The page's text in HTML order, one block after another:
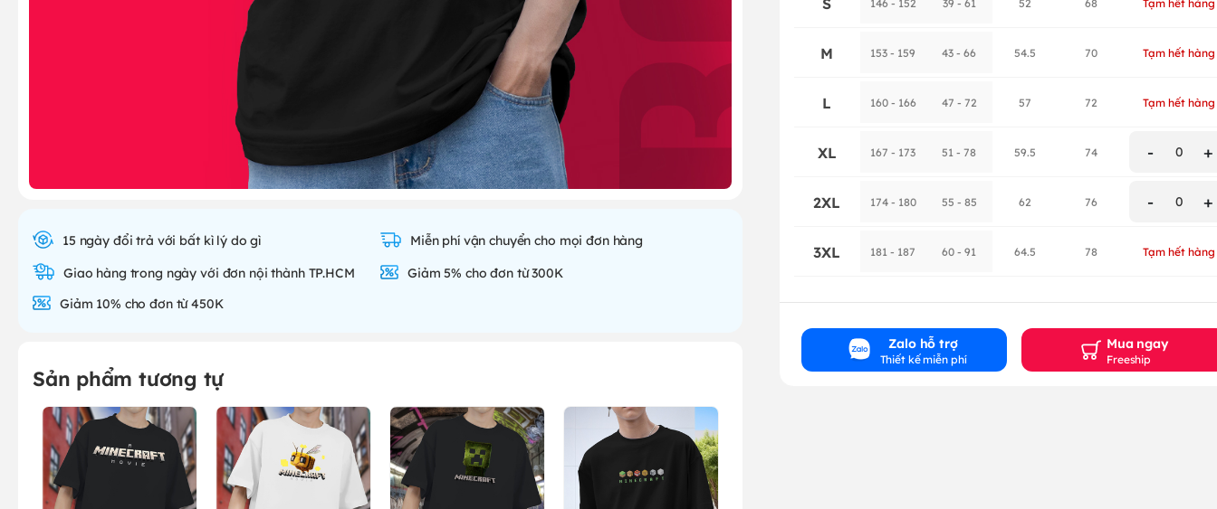
15 ngày đổi trả với bất kì lý do gì
Miễn phí vận chuyển cho mọi đơn hàng
Giao hàng trong ngày với đơn nội thành TP.HCM
Giảm 5% cho đơn từ 300K
Giảm 10% cho đơn từ 450K
Sản phẩm tương tự
M 153 - 159 43 - 66 54.5 70 Tạm hết hàng
L 160 - 166 47 - 72 57 72 Tạm hết hàng
XL 167 - 173 51 - 78 59.5 74 - 0 +
2XL 174 - 180 55 - 85 62 76 - 0 +
3XL 181 - 187 60 - 91 64.5 78 Tạm hết hàng
Zalo hỗ trợ
Thiết kế miễn phí
Mua ngay
Freeship